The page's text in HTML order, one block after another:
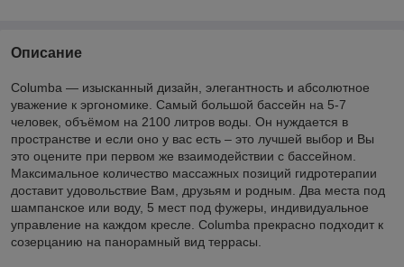
Описание
Columba — изысканный дизайн, элегантность и абсолютное
уважение к эргономике. Самый большой бассейн на 5-7
человек, объёмом на 2100 литров воды. Он нуждается в
пространстве и если оно у вас есть – это лучшей выбор и Вы
это оцените при первом же взаимодействии с бассейном.
Максимальное количество массажных позиций гидротерапии
доставит удовольствие Вам, друзьям и родным. Два места под
шампанское или воду, 5 мест под фужеры, индивидуальное
управление на каждом кресле. Columba прекрасно подходит к
созерцанию на панорамный вид террасы.